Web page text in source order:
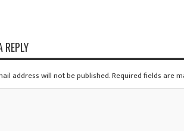
REPLY
address will not be published. Required fields are